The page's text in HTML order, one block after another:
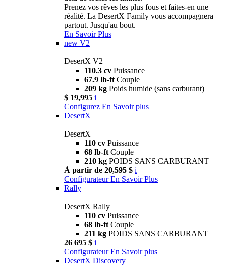
Prenez vos rêves les plus fous et faites-en une
réalité. La DesertX Family vous accompagnera
partout. Jusqu'au bout.
En Savoir Plus
new V2
DesertX V2
110.3 cv Puissance
67.9 lb-ft Couple
209 kg Poids humide (sans carburant)
$ 19,995 i
Configurez En Savoir plus
DesertX
DesertX
110 cv Puissance
68 lb-ft Couple
210 kg POIDS SANS CARBURANT
À partir de 20,595 $ i
Configurateur En Savoir Plus
Rally
DesertX Rally
110 cv Puissance
68 lb-ft Couple
211 kg POIDS SANS CARBURANT
26 695 $ i
Configurateur En Savoir plus
DesertX Discovery